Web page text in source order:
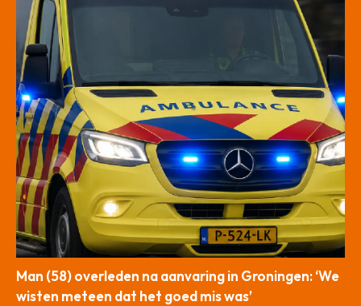
Man (58) overleden na aanvaring in Groningen: ‘We
wisten meteen dat het goed mis was’